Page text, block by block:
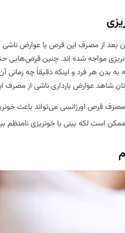
بعد از مصرف این قرص با عوارض
مواجه شده اند. چنین قرص‌هایی حتی
بدن هر فرد و اینکه دقیقاً چه
شاهد عوارض بارداری ناشی از
مصرف قرص اورژانسی می‌تواند باعث
ممکن است لکه‌ بینی یا خونریزی نامنظم